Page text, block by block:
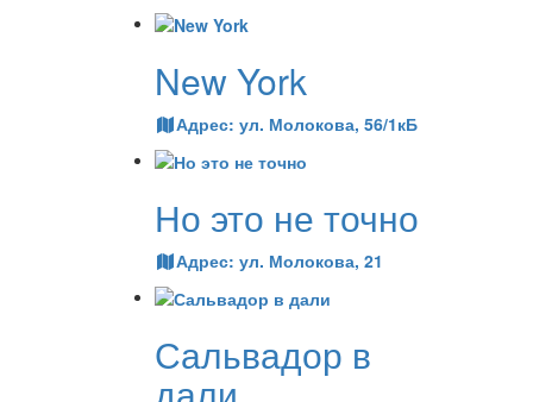
New York
Адрес: ул. Молокова, 56/1кБ
Но это не точно
Адрес: ул. Молокова, 21
Сальвадор в